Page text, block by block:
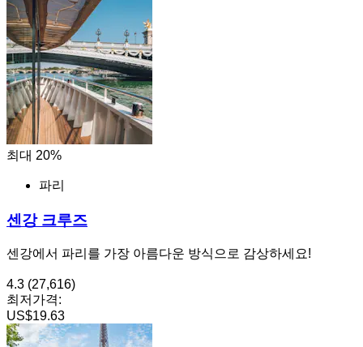
최대 20%
파리
센강 크루즈
센강에서 파리를 가장 아름다운 방식으로 감상하세요!
4.3 (27,616)
최저가격:
US$19.63